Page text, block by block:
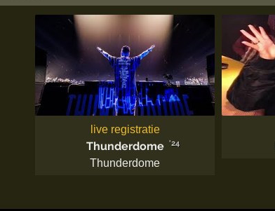
live registratie
Thunderdome '24
Thunderdome